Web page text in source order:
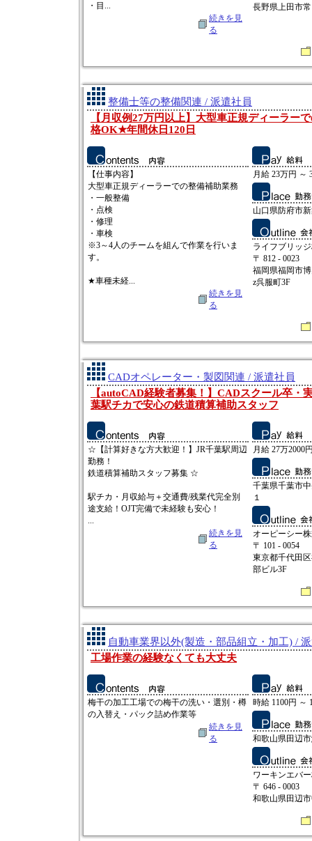
・目...
続きを見
る
長野県上田市
整備士等の整備関連 / 派遣社員
【月収例27万円以上】大型車正規ディーラー
格OK★年間休日120日
【仕事内容】
大型車正規ディーラーでの整備補助業務
・一般整備
・点検
・修理
・車検
※3～4人のチームを組んで作業を行いま
す。
★車種未経...
続きを見
る
月給 23万円 ～
山口県防府市
ライフブリッ
〒 812 - 0023
福岡県福岡市
z呉服町3F
CADオペレーター・製図関連 / 派遣社員
【autoCAD経験者募集！】CADスクール卒・
葉駅チカで安心の鉄道積算補助スタッフ
☆【計算好きな方大歓迎！】JR千葉駅周辺
勤務！
鉄道積算補助スタッフ募集 ☆
駅チカ・月収給与＋交通費/残業代完全別
途支給！OJT完備で未経験も安心！
...
続きを見
る
月給 27万2000
千葉県千葉市
１
オーピーシー
〒 101 - 0054
東京都千代田
部ビル3F
自動車業界以外(製造・部品組立・加工) /
工場作業の経験なくても大丈夫
梅干の加工工場での梅干の洗い・選別・樽
の入替え・パック詰め作業等
続きを見
る
時給 1100円 ～
和歌山県田辺
ワーキンエバ
〒 646 - 0003
和歌山県田辺